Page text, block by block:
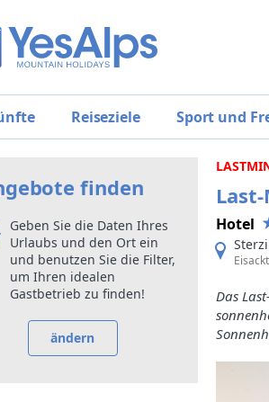
Reiseziele Sport und
finden
Geben Sie die Daten Ihres
Urlaubs und den Ort ein
und benutzen Sie die Filter,
um Ihren idealen
Gastbetrieb zu finden!
Hotel
Das